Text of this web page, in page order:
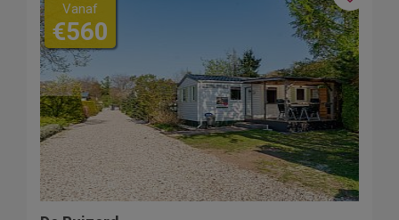
Vanaf
€560